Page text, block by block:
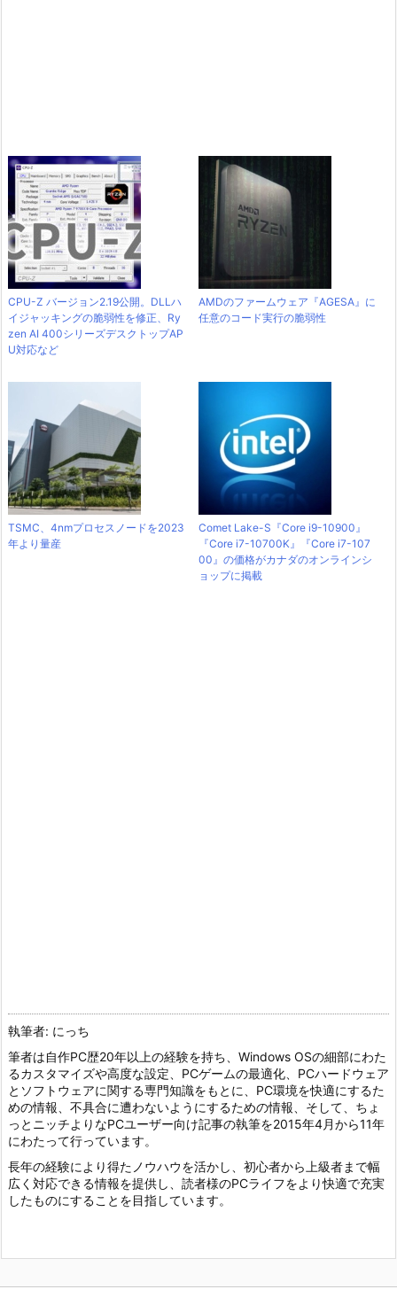
CPU-Z バージョン2.19公開。DLLハ
イジャッキングの脆弱性を修正、Ry
zen AI 400シリーズデスクトップAP
U対応など
AMDのファームウェア『AGESA』に
任意のコード実行の脆弱性
TSMC、4nmプロセスノードを2023
年より量産
Comet Lake-S『Core i9-10900』
『Core i7-10700K』『Core i7-107
00』の価格がカナダのオンラインシ
ョップに掲載
執筆者: にっち
筆者は自作PC歴20年以上の経験を持ち、Windows OSの細部にわた
るカスタマイズや高度な設定、PCゲームの最適化、PCハードウェア
とソフトウェアに関する専門知識をもとに、PC環境を快適にするた
めの情報、不具合に遭わないようにするための情報、そして、ちょ
っとニッチよりなPCユーザー向け記事の執筆を2015年4月から11年
にわたって行っています。
長年の経験により得たノウハウを活かし、初心者から上級者まで幅
広く対応できる情報を提供し、読者様のPCライフをより快適で充実
したものにすることを目指しています。